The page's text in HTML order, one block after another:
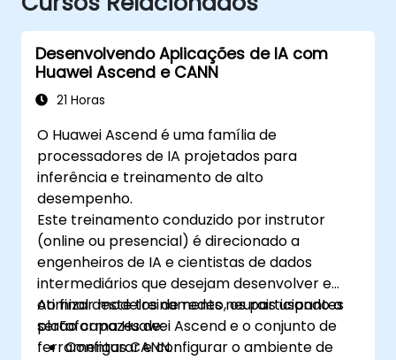
Desenvolvendo Aplicações de IA com
Huawei Ascend e CANN
21 Horas
O Huawei Ascend é uma família de
processadores de IA projetados para
inferência e treinamento de alto
desempenho.
Este treinamento conduzido por instrutor
(online ou presencial) é direcionado a
engenheiros de IA e cientistas de dados
intermediários que desejam desenvolver e
otimizar modelos de redes neurais usando a
plataforma Huawei Ascend e o conjunto de
ferramentas CANN.
Ao final deste treinamento, os participantes
serão capazes de:
Configurar e configurar o ambiente de